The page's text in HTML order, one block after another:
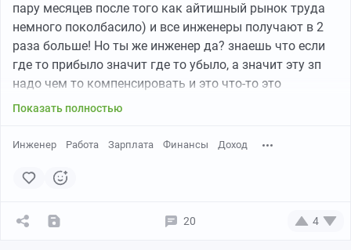
пару месяцев после того как айтишный рынок труда
немного поколбасило) и все инженеры получают в 2
раза больше! Но ты же инженер да? знаешь что если
где то прибыло значит где то убыло, а значит эту зп
надо чем то компенсировать и это что-то это
добавленная стоимость.
И вот счастливый тс в день зп выходит с работы и
подорожала.
стоит 300р а сегодня 600!?
Показать полностью
Инженер Работа Зарплата Финансы Доход
20 4